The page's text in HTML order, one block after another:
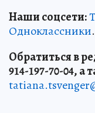
Наши соцсети:
Одноклассники.
Обратиться в
914-197-70-04,